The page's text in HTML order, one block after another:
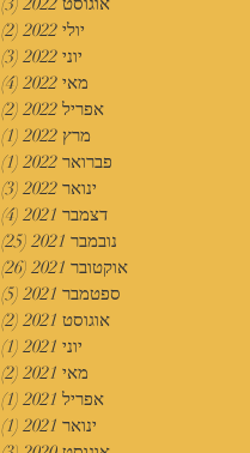
יולי 2022
(2)
יוני 2022
(3)
מאי 2022
(4)
אפריל 2022
(2)
מרץ 2022
(1)
פברואר 2022
(1)
ינואר 2022
(3)
דצמבר 2021
(4)
נובמבר 2021
(25)
אוקטובר 2021
(26)
ספטמבר 2021
(5)
אוגוסט 2021
(2)
יוני 2021
(1)
מאי 2021
(2)
אפריל 2021
(1)
ינואר 2021
(1)